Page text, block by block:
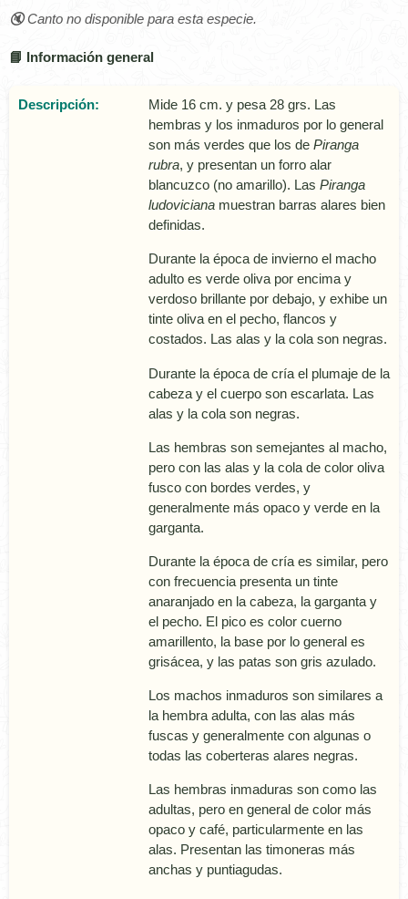
🔇 Canto no disponible para esta especie.
📘 Información general
Descripción:
Mide 16 cm. y pesa 28 grs. Las
hembras y los inmaduros por lo general
son más verdes que los de Piranga
rubra, y presentan un forro alar
blancuzco (no amarillo). Las Piranga
ludoviciana muestran barras alares bien
definidas.
Durante la época de invierno el macho
adulto es verde oliva por encima y
verdoso brillante por debajo, y exhibe un
tinte oliva en el pecho, flancos y
costados. Las alas y la cola son negras.
Durante la época de crí­a el plumaje de la
cabeza y el cuerpo son escarlata. Las
alas y la cola son negras.
Las hembras son semejantes al macho,
pero con las alas y la cola de color oliva
fusco con bordes verdes, y
generalmente más opaco y verde en la
garganta.
Durante la época de crí­a es similar, pero
con frecuencia presenta un tinte
anaranjado en la cabeza, la garganta y
el pecho. El pico es color cuerno
amarillento, la base por lo general es
grisácea, y las patas son gris azulado.
Los machos inmaduros son similares a
la hembra adulta, con las alas más
fuscas y generalmente con algunas o
todas las coberteras alares negras.
Las hembras inmaduras son como las
adultas, pero en general de color más
opaco y café, particularmente en las
alas. Presentan las timoneras más
anchas y puntiagudas.